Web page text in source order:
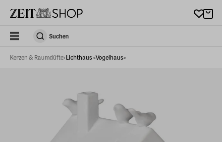
zeit_storefront.components.search.collapsed
SuchenSuchen
Kerzen & Raumdüfte Lichthaus »Vogelhaus«